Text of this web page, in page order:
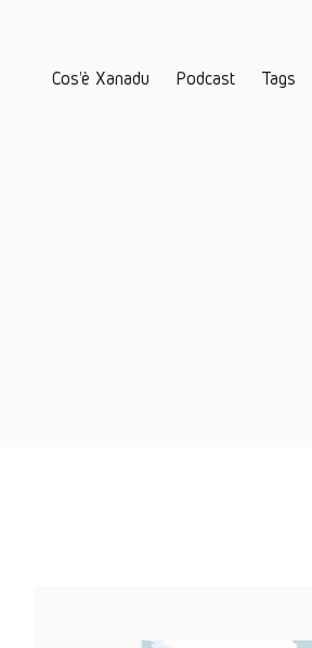
Cos'è Xanadu Podcast Tags